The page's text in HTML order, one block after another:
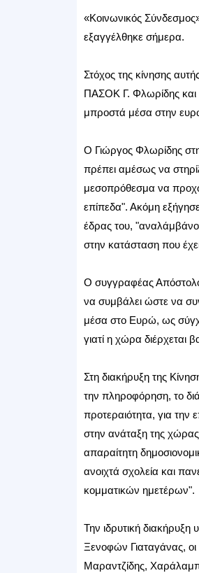
«Κοινωνικός
εξαγγέλθηκε σήμερα.
Στόχος της κίνησης
ΠΑΣΟΚ Γ. Φλωρίδης και
μπροστά μέσα στην
Ο Γιώργος Φλωρίδης
πρέπει αμέσως να
μεσοπρόθεσμα να
επίπεδα". Ακόμη
έδρας του,
στην κατάσταση που
Ο συγγραφέας
να συμβάλει ώστε να
μέσα στο Ευρώ, ως
γιατί η χώρα διέρχεται
Στη διακήρυξη της
την πληροφόρηση, το
προτεραιότητα, για
στην ανάταξη της
απαραίτητη
ανοιχτά σχολεία και
κομματικών ημετέρων".
Την ιδρυτική
Ξενοφών Γιαταγάνας,
Μαραντζίδης,